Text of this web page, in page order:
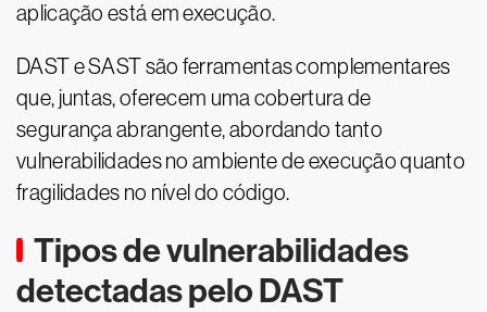
aplicação está em execução.
DAST e SAST são ferramentas complementares
que, juntas, oferecem uma cobertura de
segurança abrangente, abordando tanto
vulnerabilidades no ambiente de execução quanto
fragilidades no nível do código.
Tipos de vulnerabilidades
detectadas pelo DAST